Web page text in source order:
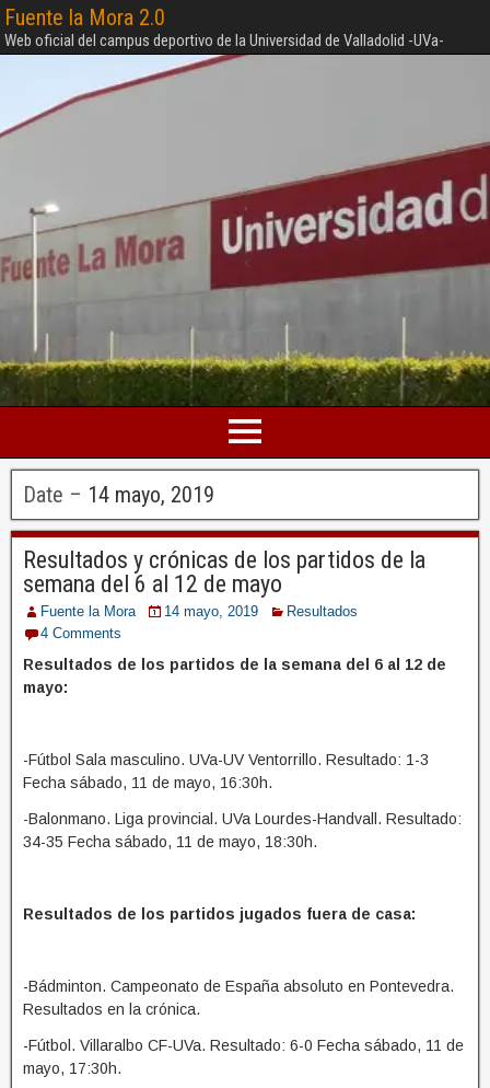
Fuente la Mora 2.0
Web oficial del campus deportivo de la Universidad de Valladolid -UVa-
Date – 14 mayo, 2019
Resultados y crónicas de los partidos de la
semana del 6 al 12 de mayo
Fuente la Mora 14 mayo, 2019
Resultados
4 Comments
Resultados de los partidos de la semana del 6 al 12 de
mayo:
-Fútbol Sala masculino. UVa-UV Ventorrillo. Resultado: 1-3
Fecha sábado, 11 de mayo, 16:30h.
-Balonmano. Liga provincial. UVa Lourdes-Handvall. Resultado:
34-35 Fecha sábado, 11 de mayo, 18:30h.
Resultados de los partidos jugados fuera de casa:
-Bádminton. Campeonato de España absoluto en Pontevedra.
Resultados en la crónica.
-Fútbol. Villaralbo CF-UVa. Resultado: 6-0 Fecha sábado, 11 de
mayo, 17:30h.